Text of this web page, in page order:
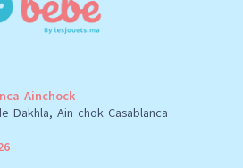
Ainchock
Dakhla, Ain chok Casablanca